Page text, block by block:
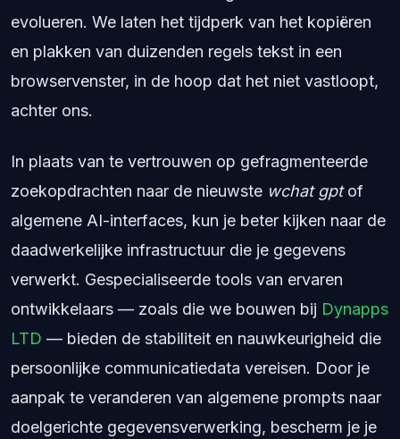
evolueren. We laten het tijdperk van het kopiëren
en plakken van duizenden regels tekst in een
browservenster, in de hoop dat het niet vastloopt,
achter ons.
In plaats van te vertrouwen op gefragmenteerde
zoekopdrachten naar de nieuwste wchat gptof
algemene AI-interfaces, kun je beter kijken naar de
daadwerkelijke infrastructuur die je gegevens
verwerkt. Gespecialiseerde tools van ervaren
ontwikkelaars — zoals die we bouwen bij Dynapps
LTD — bieden de stabiliteit en nauwkeurigheid die
persoonlijke communicatiedata vereisen. Door je
aanpak te veranderen van algemene prompts naar
doelgerichte gegevensverwerking, bescherm je je